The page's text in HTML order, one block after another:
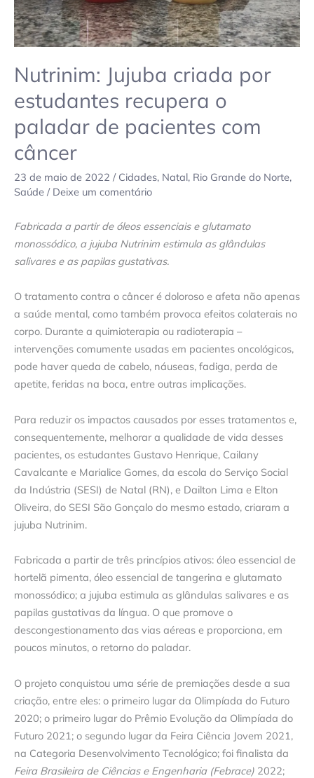
Nutrinim: Jujuba criada por
estudantes recupera o
paladar de pacientes com
câncer
23 de maio de 2022 / Cidades, Natal, Rio Grande do Norte,
Saúde / Deixe um comentário
Fabricada a partir de óleos essenciais e glutamato
monossódico, a jujuba Nutrinim estimula as glândulas
salivares e as papilas gustativas.
O tratamento contra o câncer é doloroso e afeta não apenas
a saúde mental, como também provoca efeitos colaterais no
corpo. Durante a quimioterapia ou radioterapia –
intervenções comumente usadas em pacientes oncológicos,
pode haver queda de cabelo, náuseas, fadiga, perda de
apetite, feridas na boca, entre outras implicações.
Para reduzir os impactos causados por esses tratamentos e,
consequentemente, melhorar a qualidade de vida desses
pacientes, os estudantes Gustavo Henrique, Cailany
Cavalcante e Marialice Gomes, da escola do Serviço Social
da Indústria (SESI) de Natal (RN), e Dailton Lima e Elton
Oliveira, do SESI São Gonçalo do mesmo estado, criaram a
jujuba Nutrinim.
Fabricada a partir de três princípios ativos: óleo essencial de
hortelã pimenta, óleo essencial de tangerina e glutamato
monossódico; a jujuba estimula as glândulas salivares e as
papilas gustativas da língua. O que promove o
descongestionamento das vias aéreas e proporciona, em
poucos minutos, o retorno do paladar.
O projeto conquistou uma série de premiações desde a sua
criação, entre eles: o primeiro lugar da Olimpíada do Futuro
2020; o primeiro lugar do Prêmio Evolução da Olimpíada do
Futuro 2021; o segundo lugar da Feira Ciência Jovem 2021,
na Categoria Desenvolvimento Tecnológico; foi finalista da
Feira Brasileira de Ciências e Engenharia (Febrace) 2022;
de
pacientes
com